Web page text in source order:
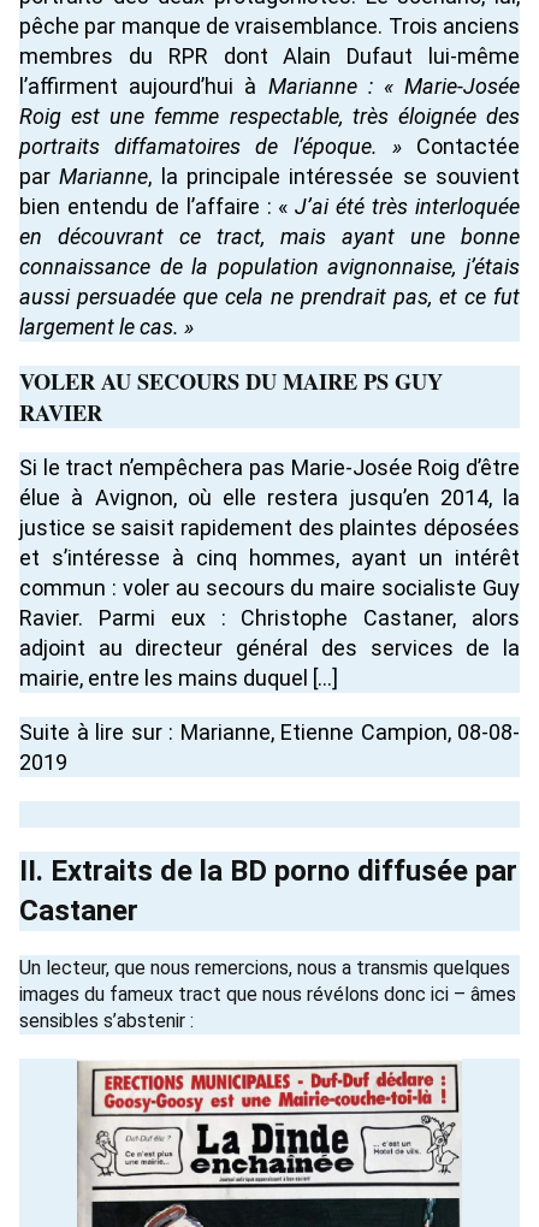
pêche par manque de vraisemblance. Trois anciens
membres du RPR dont Alain Dufaut lui-même
l’affirment aujourd’hui à Marianne : « Marie-Josée
Roig est une femme respectable, très éloignée des
portraits diffamatoires de l’époque. »Contactée
parMarianne, la principale intéressée se souvient
bien entendu de l’affaire : «J’ai été très interloquée
en découvrant ce tract, mais ayant une bonne
connaissance de la population avignonnaise, j’étais
aussi persuadée que cela ne prendrait pas, et ce fut
largement le cas. »
VOLER AU SECOURS DU MAIRE PS GUY
RAVIER
Si le tract n’empêchera pas Marie-Josée Roig d’être
élue à Avignon, où elle restera jusqu’en 2014, la
justice se saisit rapidement des plaintes déposées
et s’intéresse à cinq hommes, ayant un intérêt
commun : voler au secours du maire socialiste Guy
Ravier. Parmi eux : Christophe Castaner, alors
adjoint au directeur général des services de la
mairie, entre les mains duquel […]
Suite à lire sur : Marianne, Etienne Campion, 08-08-
2019
II. Extraits de la BD porno diffusée par
Castaner
Un lecteur, que nous remercions, nous a transmis quelques
images du fameux tract que nous révélons donc ici – âmes
sensibles s’abstenir :